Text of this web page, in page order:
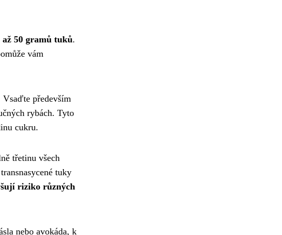
50 gramů tuků.
vám
především
rybách. Tyto
cukru.
třetinu všech
tuky
riziko různých
nebo avokáda, k